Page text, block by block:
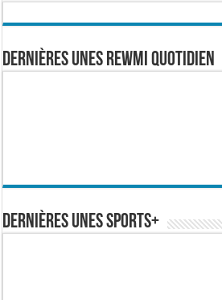
Dernières Unes Rewmi Quotidien
Dernières Unes Sports+